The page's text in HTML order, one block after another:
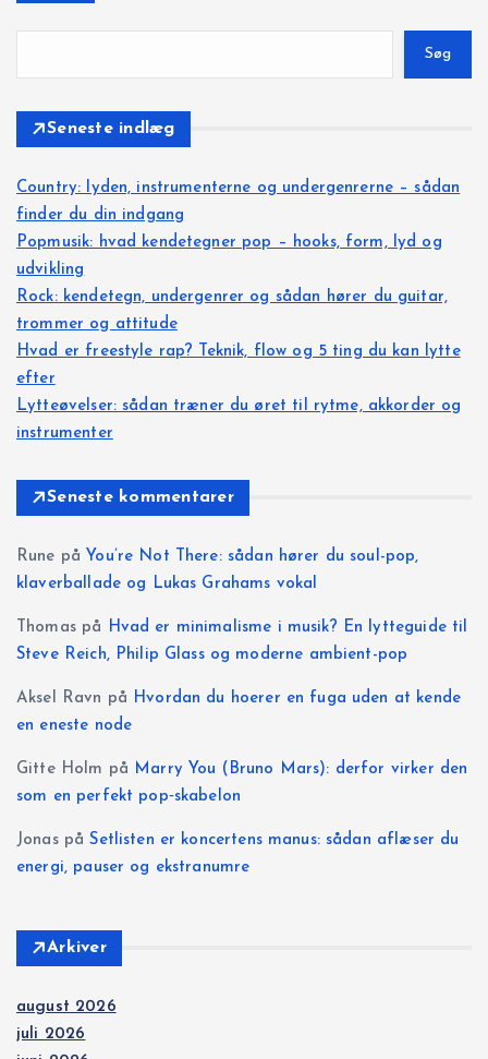
Søg
Seneste indlæg
Country: lyden, instrumenterne og undergenrerne – sådan
finder du din indgang
Popmusik: hvad kendetegner pop – hooks, form, lyd og
udvikling
Rock: kendetegn, undergenrer og sådan hører du guitar,
trommer og attitude
Hvad er freestyle rap? Teknik, flow og 5 ting du kan lytte
efter
Lytteøvelser: sådan træner du øret til rytme, akkorder og
instrumenter
Seneste kommentarer
Rune på You’re Not There: sådan hører du soul-pop,
klaverballade og Lukas Grahams vokal
Thomaspå
Hvad er minimalisme i musik? En lytteguide til
Steve Reich, Philip Glass og moderne ambient-pop
Aksel Ravn på Hvordan du hoerer en fuga uden at kende
en eneste node
Gitte Holm på Marry You (Bruno Mars): derfor virker den
som en perfekt pop‑skabelon
JonaspåSetlisten er koncertens manus: sådan aflæser du
energi, pauser og ekstranumre
Arkiver
august 2026
juli 2026